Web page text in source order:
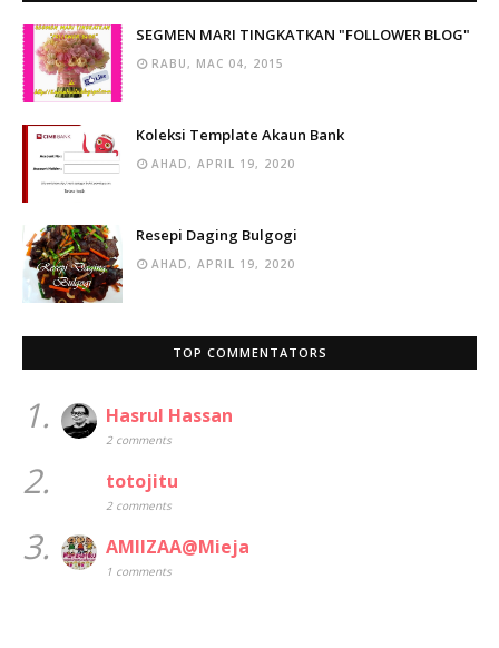
SEGMEN MARI TINGKATKAN "FOLLOWER BLOG"
RABU, MAC 04, 2015
Koleksi Template Akaun Bank
AHAD, APRIL 19, 2020
Resepi Daging Bulgogi
AHAD, APRIL 19, 2020
TOP COMMENTATORS
1. Hasrul Hassan
2 comments
2. totojitu
2 comments
3. AMIIZAA@Mieja
1 comments